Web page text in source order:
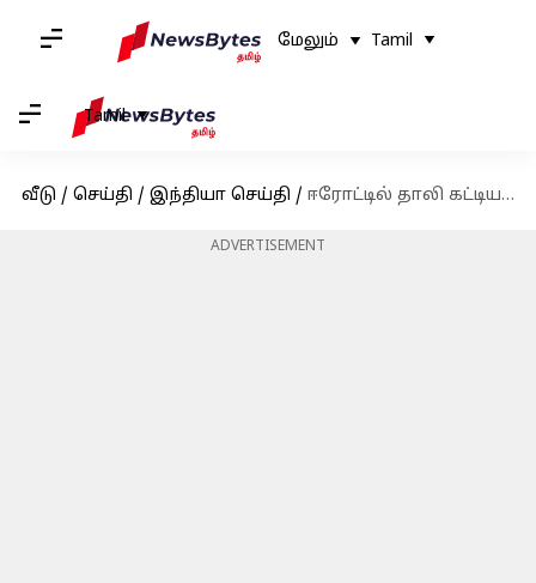
மேலும் Tamil
Tamil
வீடு / செய்தி / இந்தியா செய்தி / ஈரோட்டில் தாலி கட்டிய கையோடு மனைவியை மாட்டு வண்டியில் அழைத்துச்சென்ற மருத்துவர்
ADVERTISEMENT